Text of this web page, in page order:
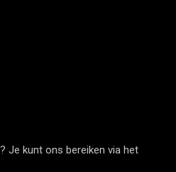
Je kunt ons bereiken via het